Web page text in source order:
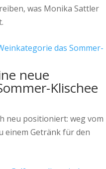
was Monika Sattler
neue
Klischee
neu positioniert: weg vom
einem Getränk für den